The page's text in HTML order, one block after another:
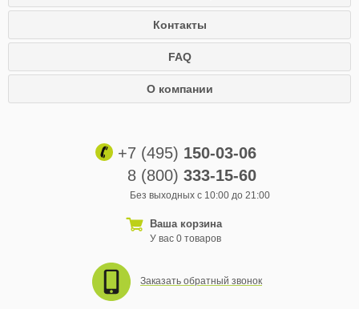
Контакты
FAQ
О компании
+7 (495) 150-03-06
8 (800) 333-15-60
Без выходных с 10:00 до 21:00
Ваша корзина
У вас 0 товаров
Заказать обратный звонок